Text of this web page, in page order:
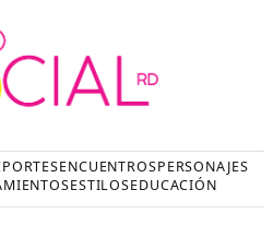
ENCUENTROSPERSONAJES
ESTILOSEDUCACIÓN